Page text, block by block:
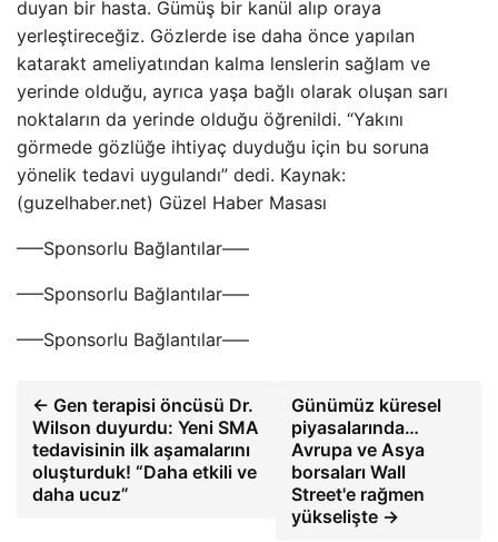
duyan bir hasta. Gümüş bir kanül alıp oraya
yerleştireceğiz. Gözlerde ise daha önce yapılan
katarakt ameliyatından kalma lenslerin sağlam ve
yerinde olduğu, ayrıca yaşa bağlı olarak oluşan sarı
noktaların da yerinde olduğu öğrenildi. “Yakını
görmede gözlüğe ihtiyaç duyduğu için bu soruna
yönelik tedavi uygulandı” dedi. Kaynak:
(guzelhaber.net) Güzel Haber Masası
—–Sponsorlu Bağlantılar—–
—–Sponsorlu Bağlantılar—–
—–Sponsorlu Bağlantılar—–
← Gen terapisi öncüsü Dr.
Wilson duyurdu: Yeni SMA
tedavisinin ilk aşamalarını
oluşturduk! “Daha etkili ve
daha ucuz”
Günümüz küresel
piyasalarında…
Avrupa ve Asya
borsaları Wall
Street'e rağmen
yükselişte →